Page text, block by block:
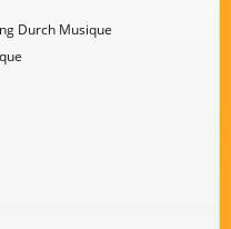
Durch Musique